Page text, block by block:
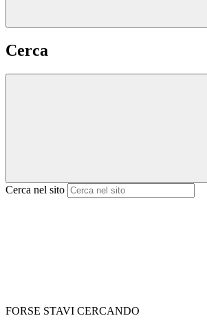
Cerca
Cerca nel sito
FORSE STAVI CERCANDO